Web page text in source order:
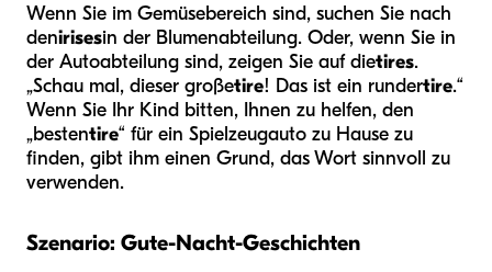
Wenn Sie im Gemüsebereich sind, suchen Sie nach
denirisesin der Blumenabteilung. Oder, wenn Sie in
der Autoabteilung sind, zeigen Sie auf dietires.
„Schau mal, dieser großetire! Das ist ein rundertire.“
Wenn Sie Ihr Kind bitten, Ihnen zu helfen, den
„bestentire“ für ein Spielzeugauto zu Hause zu
finden, gibt ihm einen Grund, das Wort sinnvoll zu
verwenden.
Szenario: Gute-Nacht-Geschichten